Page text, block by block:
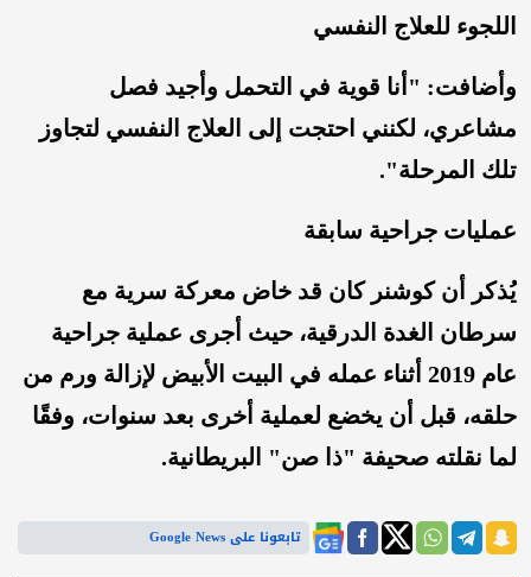
اللجوء للعلاج النفسي
وأضافت: "أنا قوية في التحمل وأجيد فصل
مشاعري، لكنني احتجت إلى العلاج النفسي لتجاوز
تلك المرحلة".
عمليات جراحية سابقة
يُذكر أن كوشنر كان قد خاض معركة سرية مع
سرطان الغدة الدرقية، حيث أجرى عملية جراحية
عام 2019 أثناء عمله في البيت الأبيض لإزالة ورم من
حلقه، قبل أن يخضع لعملية أخرى بعد سنوات، وفقًا
لما نقلته صحيفة "ذا صن" البريطانية.
تابعونا على Google News